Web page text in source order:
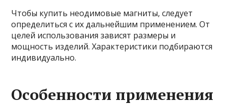
Чтобы купить неодимовые магниты, следует
определиться с их дальнейшим применением. От
целей использования зависят размеры и
мощность изделий. Характеристики подбираются
индивидуально.
Особенности применения